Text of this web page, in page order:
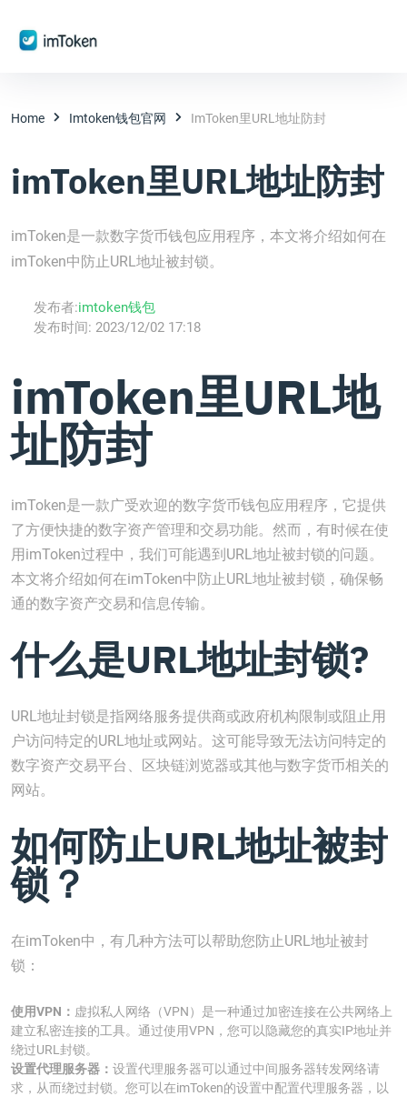
Home Imtoken钱包官网 ImToken里URL地址防封
imToken里URL地址防封
imToken是一款数字货币钱包应用程序，本文将介绍如何在
imToken中防止URL地址被封锁。
发布者:imtoken钱包
发布时间: 2023/12/02 17:18
imToken里URL地
址防封
imToken是一款广受欢迎的数字货币钱包应用程序，它提供
了方便快捷的数字资产管理和交易功能。然而，有时候在使
用imToken过程中，我们可能遇到URL地址被封锁的问题。
本文将介绍如何在imToken中防止URL地址被封锁，确保畅
通的数字资产交易和信息传输。
什么是URL地址封锁?
URL地址封锁是指网络服务提供商或政府机构限制或阻止用
户访问特定的URL地址或网站。这可能导致无法访问特定的
数字资产交易平台、区块链浏览器或其他与数字货币相关的
网站。
如何防止URL地址被封
锁？
在imToken中，有几种方法可以帮助您防止URL地址被封
锁：
使用VPN： 虚拟私人网络（VPN）是一种通过加密连接在公共网络上
建立私密连接的工具。通过使用VPN，您可以隐藏您的真实IP地址并
绕过URL封锁。
设置代理服务器： 设置代理服务器可以通过中间服务器转发网络请
求，从而绕过封锁。您可以在imToken的设置中配置代理服务器，以